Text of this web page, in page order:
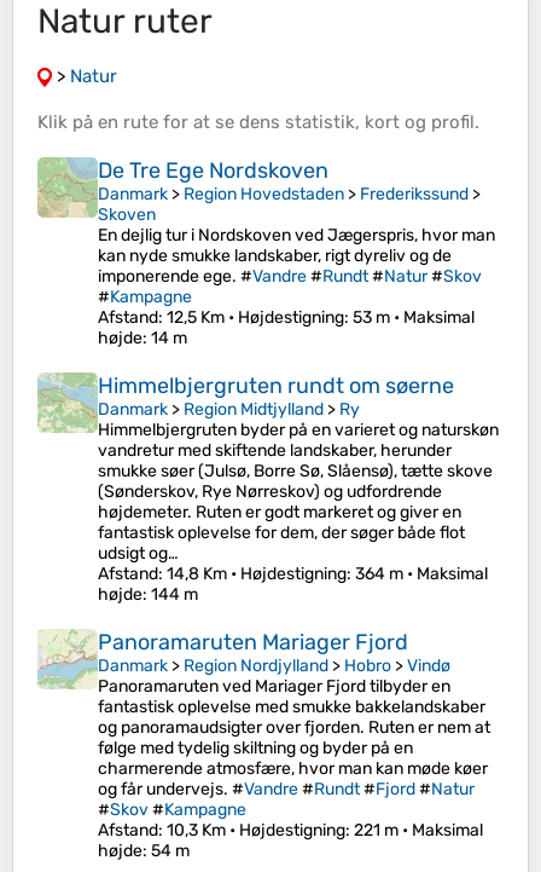
Natur ruter
> Natur
Klik på en rute for at se dens statistik, kort og profil.
De Tre Ege Nordskoven
Danmark > Region Hovedstaden > Frederikssund >
Skoven
En dejlig tur i Nordskoven ved Jægerspris, hvor man
kan nyde smukke landskaber, rigt dyreliv og de
imponerende ege. #Vandre#Rundt#Natur#Skov
#Kampagne
Afstand: 12,5 Km • Højdestigning: 53 m • Maksimal
højde: 14 m
Himmelbjergruten rundt om søerne
Danmark > Region Midtjylland > Ry
Himmelbjergruten byder på en varieret og naturskøn
vandretur med skiftende landskaber, herunder
smukke søer (Julsø, Borre Sø, Slåensø), tætte skove
(Sønderskov, Rye Nørreskov) og udfordrende
højdemeter. Ruten er godt markeret og giver en
fantastisk oplevelse for dem, der søger både flot
udsigt og…
Afstand: 14,8 Km • Højdestigning: 364 m • Maksimal
højde: 144 m
Panoramaruten Mariager Fjord
Danmark > Region Nordjylland > Hobro >Vindø
Panoramaruten ved Mariager Fjord tilbyder en
fantastisk oplevelse med smukke bakkelandskaber
og panoramaudsigter over fjorden. Ruten er nem at
følge med tydelig skiltning og byder på en
charmerende atmosfære, hvor man kan møde køer
og får undervejs. #Vandre#Rundt#Fjord#Natur
#Skov#Kampagne
Afstand: 10,3 Km • Højdestigning: 221 m • Maksimal
højde: 54 m